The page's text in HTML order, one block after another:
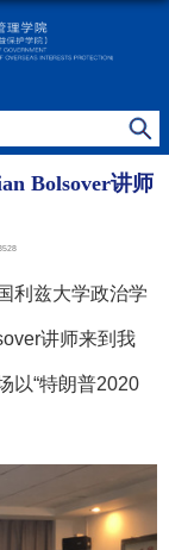
Bolsover讲师
利兹大学政治学
讲师来到我
以“特朗普2020